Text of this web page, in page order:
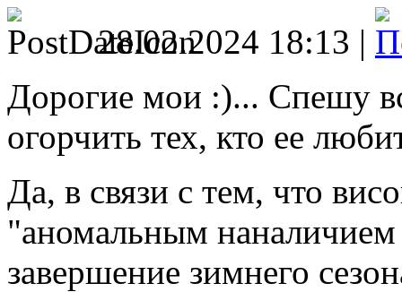
28.02.2024 18:13 |
Дорогие мои :)... Спешу
огорчить тех, кто ее
Да, в связи с тем, что
"аномальным
завершение зимнего